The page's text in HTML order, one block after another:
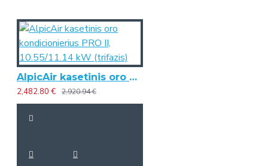
AlpicAir kasetinis oro kondicionierius PRO II, 10.55/11.14 kW (trifazis)
2,482.80 € 2,920.94 €